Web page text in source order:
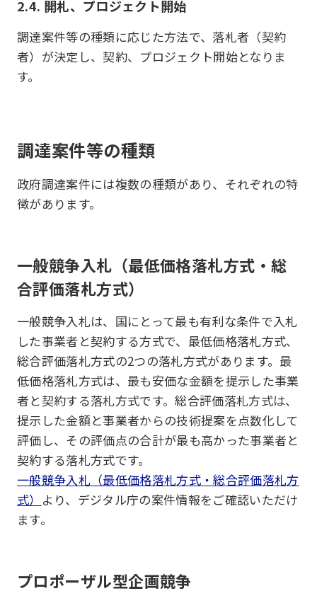
2.4. 開札、プロジェクト開始
調達案件等の種類に応じた方法で、落札者（契約
者）が決定し、契約、プロジェクト開始となりま
す。
調達案件等の種類
政府調達案件には複数の種類があり、それぞれの特
徴があります。
一般競争入札（最低価格落札方式・総
合評価落札方式）
一般競争入札は、国にとって最も有利な条件で入札
した事業者と契約する方式で、最低価格落札方式、
総合評価落札方式の2つの落札方式があります。最
低価格落札方式は、最も安価な金額を提示した事業
者と契約する落札方式です。総合評価落札方式は、
提示した金額と事業者からの技術提案を点数化して
評価し、その評価点の合計が最も高かった事業者と
契約する落札方式です。
一般競争入札（最低価格落札方式・総合評価落札方
式） より、デジタル庁の案件情報をご確認いただけ
ます。
プロポーザル型企画競争